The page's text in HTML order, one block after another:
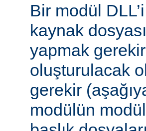
Bir modül
kaynak
yapmak
oluşturulacak
gerekir
modülün